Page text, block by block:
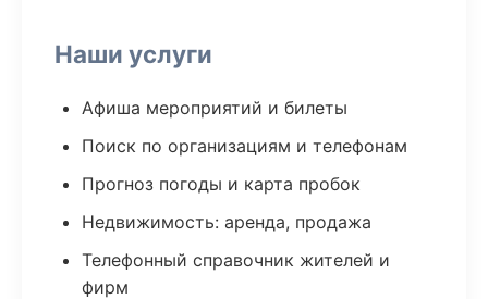
Наши услуги
Афиша мероприятий и билеты
Поиск по организациям и телефонам
Прогноз погоды и карта пробок
Недвижимость: аренда, продажа
Телефонный справочник жителей и
фирм